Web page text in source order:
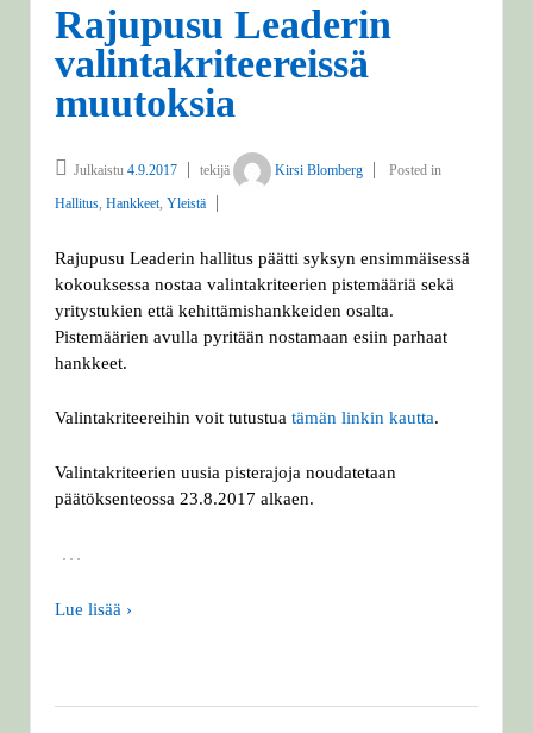
Rajupusu Leaderin
valintakriteereissä
muutoksia
Julkaistu 4.9.2017 tekijä Kirsi Blomberg Posted in
Hallitus, Hankkeet, Yleistä
Rajupusu Leaderin hallitus päätti syksyn ensimmäisessä
kokouksessa nostaa valintakriteerien pistemääriä sekä
yritystukien että kehittämishankkeiden osalta.
Pistemäärien avulla pyritään nostamaan esiin parhaat
hankkeet.
Valintakriteereihin voit tutustua tämän linkin kautta.
Valintakriteerien uusia pisterajoja noudatetaan
päätöksenteossa 23.8.2017 alkaen.
…
Lue lisää ›